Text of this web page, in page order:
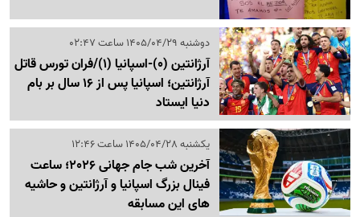
دوشنبه 1405/04/29 ساعت 02:47
آرژانتین (0)-اسپانیا (1)/فران تورس قاتل
آرژانتین؛ اسپانیا پس از 16 سال بر بام
دنیا ایستاد
یکشنبه 1405/04/28 ساعت 12:46
آخرین شب جام جهانی 2026؛ ساعت
فینال بزرگ اسپانیا و آرژانتین و حاشیه
های این مسابقه